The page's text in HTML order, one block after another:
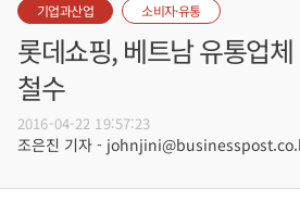
기업과산업 소비자·유통
롯데쇼핑, 베트남 유통업
철수
2016-04-22 19:57:23
조은진 기자 -